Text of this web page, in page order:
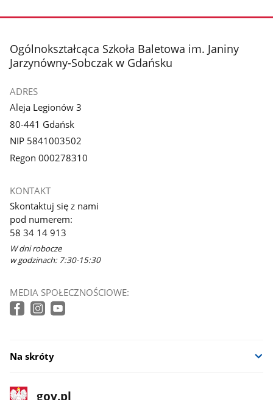
stopka
Ogólnokształcąca Szkoła Baletowa im. Janiny
Jarzynówny-Sobczak w Gdańsku
ADRES
Aleja Legionów 3
80-441 Gdańsk
NIP 5841003502
Regon 000278310
KONTAKT
Skontaktuj się z nami
pod numerem:
58 34 14 913
W dni robocze
w godzinach: 7:30-15:30
MEDIA SPOŁECZNOŚCIOWE:
Na skróty
stopkaStrona
gov.pl